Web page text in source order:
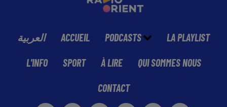
العربية ACCUEIL PODCASTS LA PLAYLIST
L'INFO SPORT À LIRE QUI SOMMES NOUS
CONTACT